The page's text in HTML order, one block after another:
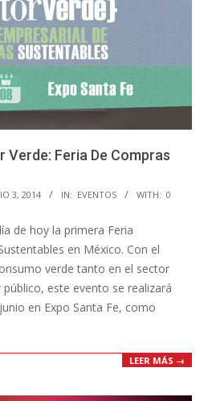
Feria De Compras
3, 2014 IN: EVENTOS WITH: 0
de hoy la primera Feria
en México. Con el
verde tanto en el sector
este evento se realizará
en Expo Santa Fe, como
LEER MÁS →